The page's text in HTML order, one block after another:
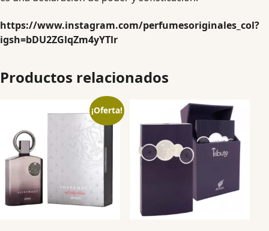
https://www.instagram.com/perfumesoriginales_col?
igsh=bDU2ZGlqZm4yYTlr
Productos relacionados
¡Oferta!